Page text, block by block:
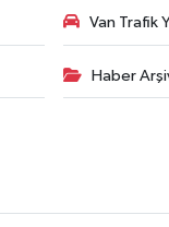
Van Trafik
Haber